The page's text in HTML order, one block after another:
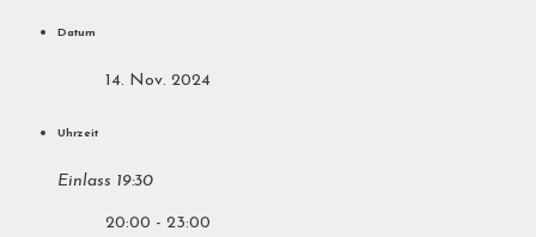
Datum
14. Nov. 2024
Uhrzeit
Einlass 19:30
20:00 - 23:00